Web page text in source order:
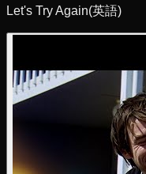
Let's Try Again(英語)